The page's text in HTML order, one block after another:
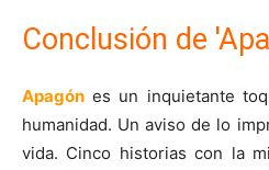
Conclusión de
Apagón es un inquietante
humanidad. Un aviso de lo
vida. Cinco historias con la